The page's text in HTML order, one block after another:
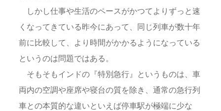
しかし仕事や生活のペースがかつてよりずっと速
くなってきている昨今にあって、同じ列車が数十年
前に比較して、より時間がかかるようになっている
というのは問題ではある。
そもそもインドの『特別急行』というものは、車
両内の空調や座席や寝台の質を除き、通常の急行列
車との本質的な違いといえば停車駅が極端に少な